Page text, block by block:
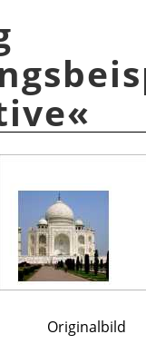
Originalbild